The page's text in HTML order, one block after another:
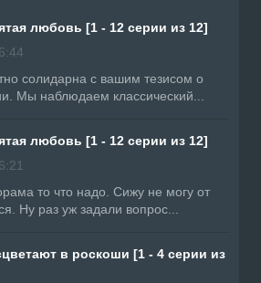
любовь [1 - 12 серии из 12]
солидарна с вашим тезисом о
Мы наблюдаем классический...
любовь [1 - 12 серии из 12]
то что надо. Сижу не могу от
Ну раз уж задали вопрос...
в роскоши [1 - 4 серии из